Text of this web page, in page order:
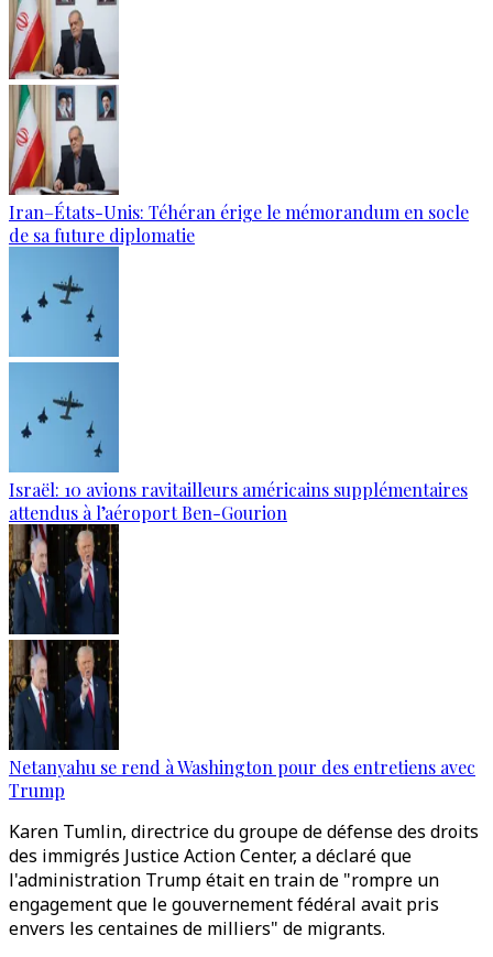
Iran–États-Unis: Téhéran érige le mémorandum en socle
de sa future diplomatie
Israël: 10 avions ravitailleurs américains supplémentaires
attendus à l’aéroport Ben-Gourion
Netanyahu se rend à Washington pour des entretiens avec
Trump
Karen Tumlin, directrice du groupe de défense des droits
des immigrés Justice Action Center, a déclaré que
l'administration Trump était en train de "rompre un
engagement que le gouvernement fédéral avait pris
envers les centaines de milliers" de migrants.